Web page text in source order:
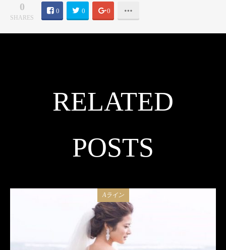
0
SHARES
0 0 0
RELATED
POSTS
Aライン